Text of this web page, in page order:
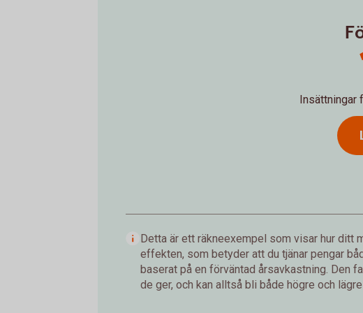
Insättningar
Detta är ett räkneexempel som visar hur ditt
effekten, som betyder att du tjänar pengar
baserat på en förväntad årsavkastning. Den
de ger, och kan alltså bli både högre och